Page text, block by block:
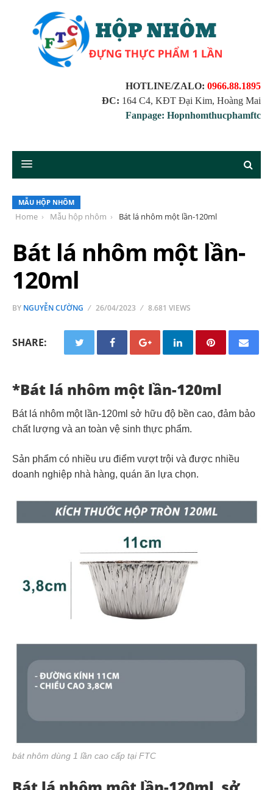
HOTLINE/ZALO: 0966.88.1895
ĐC: 164 C4, KĐT Đại Kim, Hoàng Mai
Fanpage: Hopnhomthucphamftc
MẪU HỘP NHÔM
Home Mẫu hộp nhôm Bát lá nhôm một lần-120ml
Bát lá nhôm một lần-
120ml
BY NGUYỄN CƯỜNG 26/04/2023 8.681 VIEWS
SHARE:
*Bát lá nhôm một lần-120ml
Bát lá nhôm một lần-120ml sở hữu độ bền cao, đảm bảo
chất lượng và an toàn vệ sinh thực phẩm.
Sản phẩm có nhiều ưu điểm vượt trội và được nhiều
doanh nghiệp nhà hàng, quán ăn lựa chọn.
bát nhôm dùng 1 lần cao cấp tại FTC